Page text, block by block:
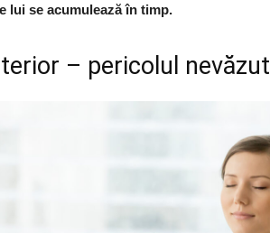
lui se acumulează în timp.
– pericolul nevăzut